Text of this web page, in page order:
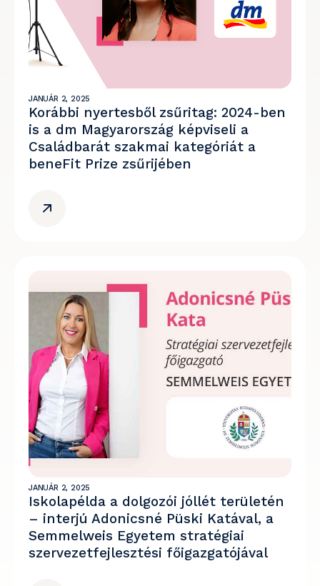
JANUÁR 2, 2025
Korábbi nyertesből zsűritag: 2024-ben
is a dm Magyarország képviseli a
Családbarát szakmai kategóriát a
beneFit Prize zsűrijében
JANUÁR 2, 2025
Iskolapélda a dolgozói jóllét területén
– interjú Adonicsné Püski Katával, a
Semmelweis Egyetem stratégiai
szervezetfejlesztési főigazgatójával